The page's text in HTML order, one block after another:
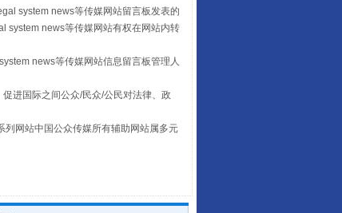
system news等传媒网站留言板发表的
system news等传媒网站有权在网站内转
news等传媒网站信息留言板管理人
进国际之间公众/民众/公民对法律、政
网站中国公众传媒所有辅助网站属多元